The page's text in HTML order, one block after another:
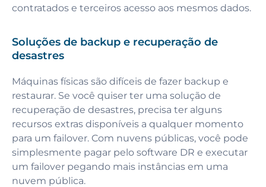
contratados e terceiros acesso aos mesmos dados.
Soluções de backup e recuperação de
desastres
Máquinas físicas são difíceis de fazer backup e
restaurar. Se você quiser ter uma solução de
recuperação de desastres, precisa ter alguns
recursos extras disponíveis a qualquer momento
para um failover. Com nuvens públicas, você pode
simplesmente pagar pelo software DR e executar
um failover pegando mais instâncias em uma
nuvem pública.